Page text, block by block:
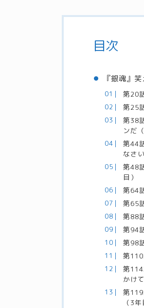
目次
『銀魂』
第20
第25
第38
ンだ
第44
なさ
第48
目）
第64
第65
第88
第94
第98
第
第
かけ
第
（3年